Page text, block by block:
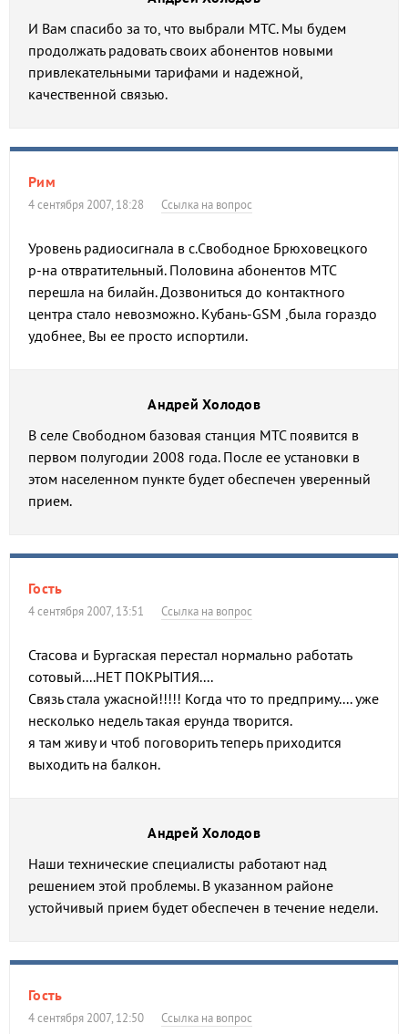
И Вам спасибо за то, что выбрали МТС. Мы будем
продолжать радовать своих абонентов новыми
привлекательными тарифами и надежной,
качественной связью.
Рим
4 сентября 2007, 18:28 Ссылка на вопрос
Уровень радиосигнала в с.Свободное Брюховецкого
р-на отвратительный. Половина абонентов МТС
перешла на билайн. Дозвониться до контактного
центра стало невозможно. Кубань-GSM ,была гораздо
удобнее, Вы ее просто испортили.
Андрей Холодов
В селе Свободном базовая станция МТС появится в
первом полугодии 2008 года. После ее установки в
этом населенном пункте будет обеспечен уверенный
прием.
Гость
4 сентября 2007, 13:51 Ссылка на вопрос
Стасова и Бургаская перестал нормально работать
сотовый....НЕТ ПОКРЫТИЯ....
Связь стала ужасной!!!!! Когда что то предприму.... уже
несколько недель такая ерунда творится.
я там живу и чтоб поговорить теперь приходится
выходить на балкон.
Андрей Холодов
Наши технические специалисты работают над
решением этой проблемы. В указанном районе
устойчивый прием будет обеспечен в течение недели.
Гость
4 сентября 2007, 12:50 Ссылка на вопрос